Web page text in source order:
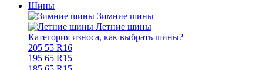
Шины
Зимние шины
Летние шины
Категория износа, как выбрать шины?
205 55 R16
195 65 R15